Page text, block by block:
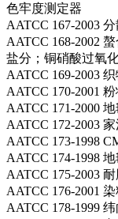
色牢度测定器
AATCC 167-2003
AATCC 168-2002
盐分；铜硝酸过氧
AATCC 169-2003
AATCC 170-2001
AATCC 171-2000
AATCC 172-2003
AATCC 173-1998
AATCC 174-1998
AATCC 175-2003
AATCC 176-2001
AATCC 178-1999